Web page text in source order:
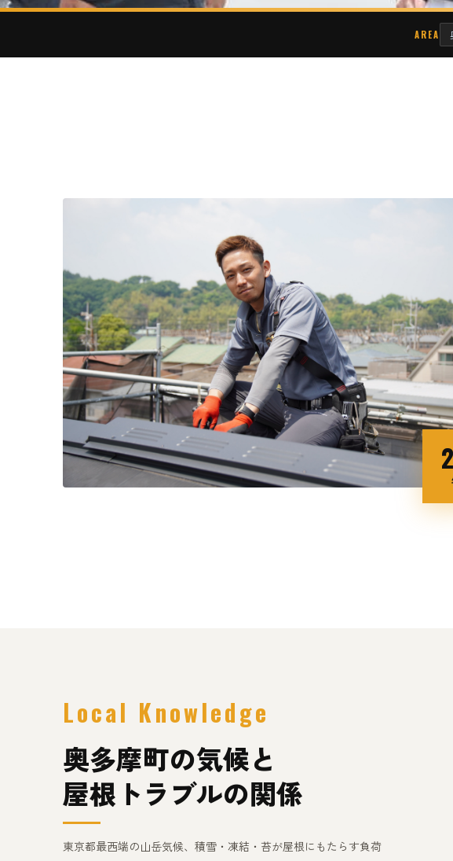
AREA
Local Knowledge
奥多摩町の気候と
屋根トラブルの関係
東京都最西端の山岳気候、積雪・凍結・苔が屋根にもたらす負荷